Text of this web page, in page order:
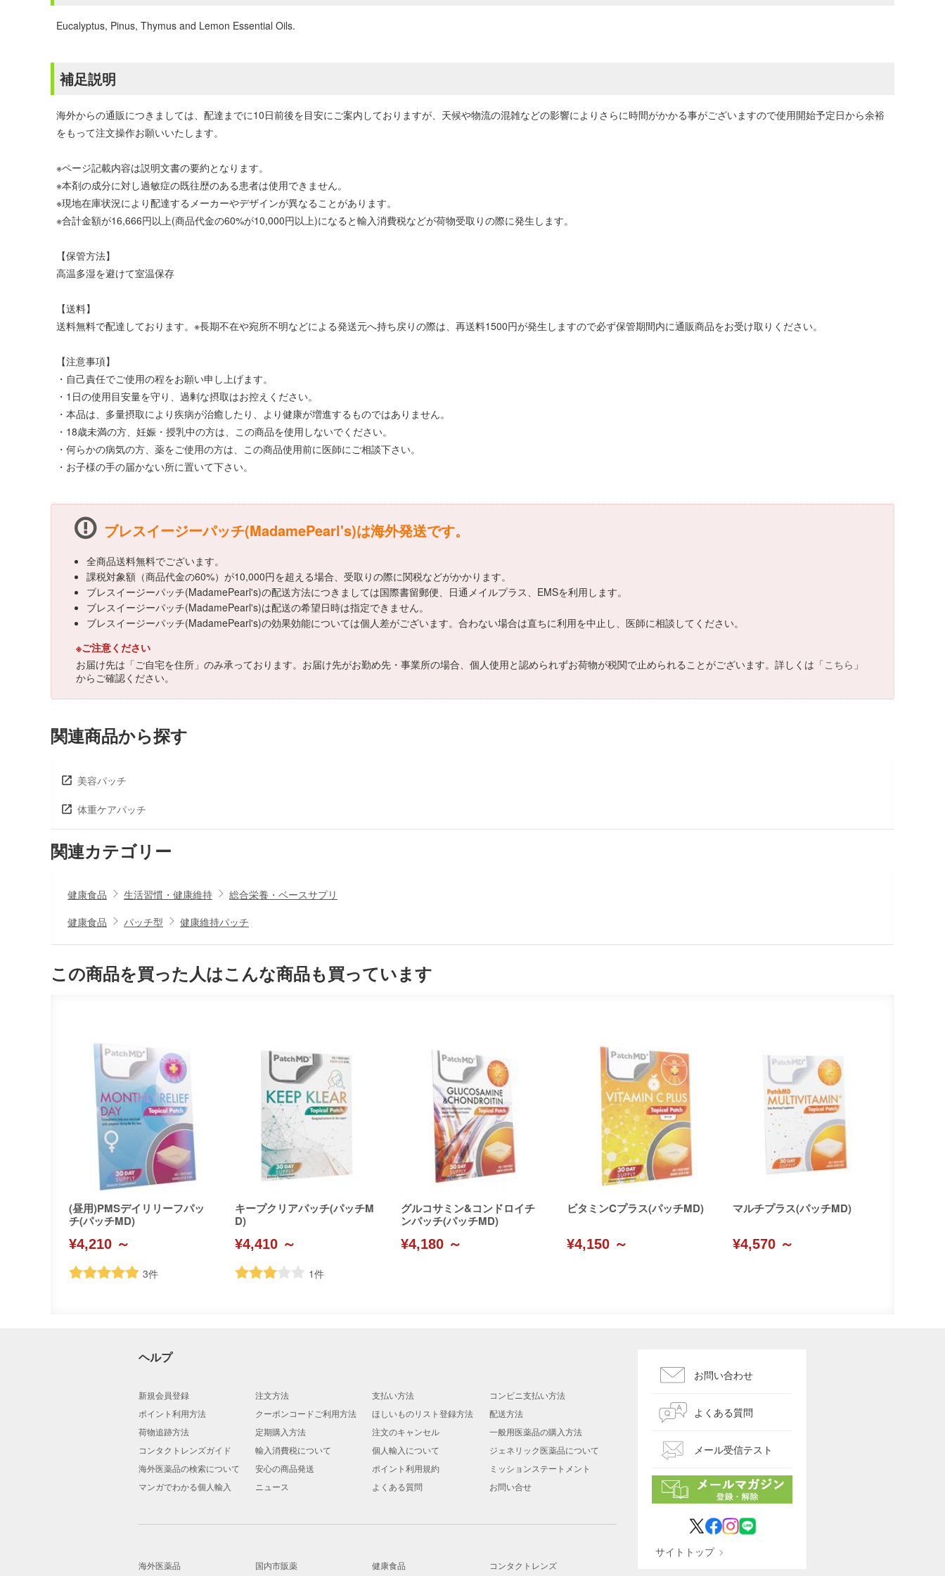
Eucalyptus, Pinus, Thymus and Lemon Essential Oils.
補足説明
海外からの通販につきましては、配達までに10日前後を目安にご案内しておりますが、天候や物流の混雑などの影響によりさらに時間がかかる事がございますので使用開始予定日から余裕
をもって注文操作お願いいたします。
※ページ記載内容は説明文書の要約となります。
※本剤の成分に対し過敏症の既往歴のある患者は使用できません。
※現地在庫状況により配達するメーカーやデザインが異なることがあります。
※合計金額が16,666円以上(商品代金の60%が10,000円以上)になると輸入消費税などが荷物受取りの際に発生します。
【保管方法】
高温多湿を避けて室温保存
【送料】
送料無料で配達しております。※長期不在や宛所不明などによる発送元へ持ち戻りの際は、再送料1500円が発生しますので必ず保管期間内に通販商品をお受け取りください。
【注意事項】
・自己責任でご使用の程をお願い申し上げます。
・1日の使用目安量を守り、過剰な摂取はお控えください。
・本品は、多量摂取により疾病が治癒したり、より健康が増進するものではありません。
・18歳未満の方、妊娠・授乳中の方は、この商品を使用しないでください。
・何らかの病気の方、薬をご使用の方は、この商品使用前に医師にご相談下さい。
・お子様の手の届かない所に置いて下さい。
ブレスイージーパッチ(MadamePearl's)は海外発送です。
全商品送料無料でございます。
課税対象額（商品代金の60%）が10,000円を超える場合、受取りの際に関税などがかかります。
ブレスイージーパッチ(MadamePearl's)の配送方法につきましては国際書留郵便、日通メイルプラス、EMSを利用します。
ブレスイージーパッチ(MadamePearl's)は配送の希望日時は指定できません。
ブレスイージーパッチ(MadamePearl's)の効果効能については個人差がございます。合わない場合は直ちに利用を中止し、医師に相談してください。
※ご注意ください
お届け先は「ご自宅を住所」のみ承っております。お届け先がお勤め先・事業所の場合、個人使用と認められずお荷物が税関で止められることがございます。詳しくは「こちら 」
からご確認ください。
関連商品から探す
美容パッチ
体重ケアパッチ
関連カテゴリー
健康食品 生活習慣・健康維持
総合栄養・ベースサプリ
健康食品
パッチ型 健康維持パッチ
この商品を買った人はこんな商品も買っています
(昼用)PMSデイリリーフパッ
チ(パッチMD)
¥4,210 ～
3件
キープクリアパッチ(パッチM
D)
¥4,410 ～
1件
グルコサミン&コンドロイチ
ンパッチ(パッチMD)
¥4,180 ～
ビタミンCプラス(パッチMD)
¥4,150 ～
マルチプラス(パッチMD)
¥4,570 ～
ヘルプ
新規会員登録 注文方法 支払い方法
コンビニ支払い方法
ポイント利用方法
クーポンコードご利用方法 ほしいものリスト登録方法
配送方法
荷物追跡方法
定期購入方法 注文のキャンセル
一般用医薬品の購入方法
コンタクトレンズガイド
輸入消費税について 個人輸入について
ジェネリック医薬品について
海外医薬品の検索について
安心の商品発送 ポイント利用規約
ミッションステートメント
マンガでわかる個人輸入
ニュース よくある質問 お問い合せ
海外医薬品 国内市販薬 健康食品 コンタクトレンズ
お問い合わせ
よくある質問
メール受信テスト
サイトトップ